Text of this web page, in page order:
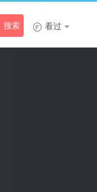
 看过
搜索